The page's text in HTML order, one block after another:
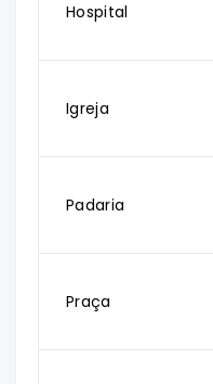
Hospital
Igreja
Padaria
Praça